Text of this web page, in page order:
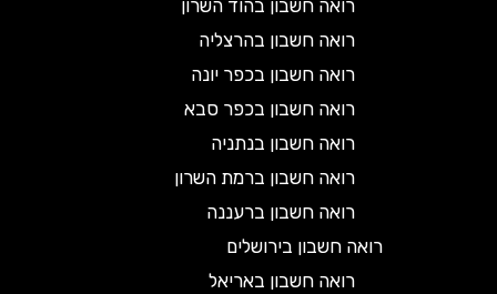
רואה חשבון בהוד השרון
רואה חשבון בהרצליה
רואה חשבון בכפר יונה
רואה חשבון בכפר סבא
רואה חשבון בנתניה
רואה חשבון ברמת השרון
רואה חשבון ברעננה
רואה חשבון בירושלים
רואה חשבון באריאל